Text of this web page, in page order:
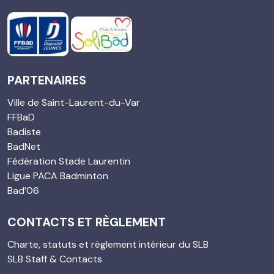
PARTENAIRES
Ville de Saint-Laurent-du-Var
FFBaD
Badiste
BadNet
Fédération Stade Laurentin
Ligue PACA Badminton
Bad’06
CONTACTS ET RÈGLEMENT
Charte, statuts et règlement intérieur du SLB
SLB Staff & Contacts